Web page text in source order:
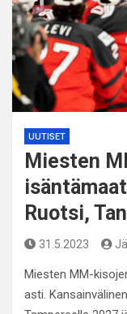
UUTISET
Miesten
Ruotsi,
31.5.2023
Miesten MM-
asti.